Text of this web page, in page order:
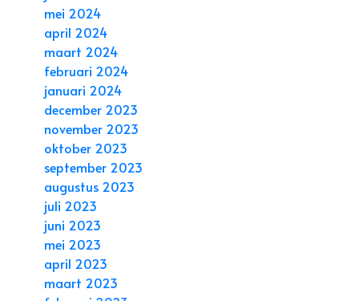
mei 2024
april 2024
maart 2024
februari 2024
januari 2024
december 2023
november 2023
oktober 2023
september 2023
augustus 2023
juli 2023
juni 2023
mei 2023
april 2023
maart 2023